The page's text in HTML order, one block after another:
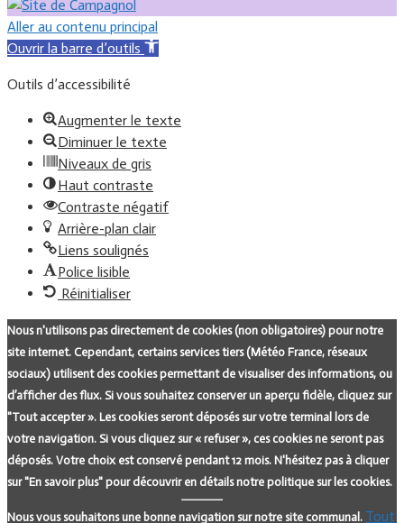
Aller au contenu principal
Ouvrir la barre d’outils
Outils d’accessibilité
Augmenter le texte
Diminuer le texte
Niveaux de gris
Haut contraste
Contraste négatif
Arrière-plan clair
Liens soulignés
Police lisible
Réinitialiser
Nous n'utilisons pas directement de cookies (non obligatoires) pour notre
site internet. Cependant, certains services tiers (Météo France, réseaux
sociaux) utilisent des cookies permettant de visualiser des informations, ou
d’afficher des flux. Si vous souhaitez conserver un aperçu fidèle, cliquez sur
"Tout accepter ». Les cookies seront déposés sur votre terminal lors de
votre navigation. Si vous cliquez sur « refuser », ces cookies ne seront pas
déposés. Votre choix est conservé pendant 12 mois. N'hésitez pas à cliquer
sur "En savoir plus" pour découvrir en détails notre politique sur les cookies.
Nous vous souhaitons une bonne navigation sur notre site communal. Tout